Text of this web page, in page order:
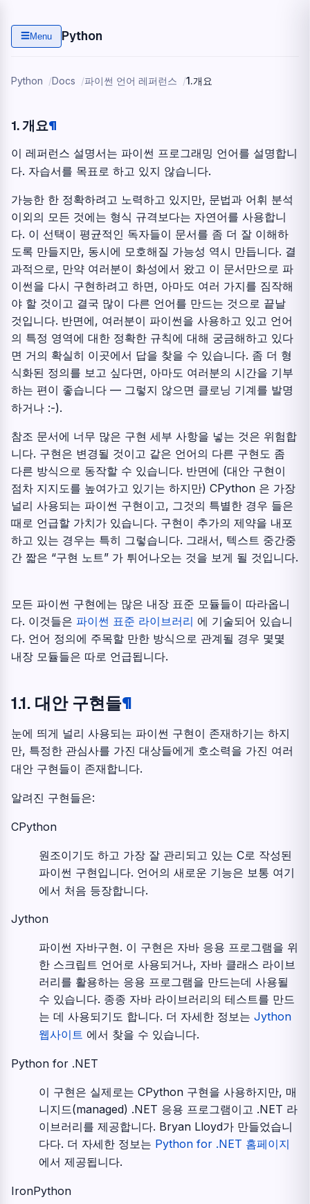
☰Menu Python
Python Docs 파이썬 언어 레퍼런스 1.개요
1.개요¶
이 레퍼런스 설명서는 파이썬 프로그래밍 언어를 설명합니
다. 자습서를 목표로 하고 있지 않습니다.
가능한 한 정확하려고 노력하고 있지만, 문법과 어휘 분석
이외의 모든 것에는 형식 규격보다는 자연어를 사용합니
다. 이 선택이 평균적인 독자들이 문서를 좀 더 잘 이해하
도록 만들지만, 동시에 모호해질 가능성 역시 만듭니다. 결
과적으로, 만약 여러분이 화성에서 왔고 이 문서만으로 파
이썬을 다시 구현하려고 하면, 아마도 여러 가지를 짐작해
야 할 것이고 결국 많이 다른 언어를 만드는 것으로 끝날
것입니다. 반면에, 여러분이 파이썬을 사용하고 있고 언어
의 특정 영역에 대한 정확한 규칙에 대해 궁금해하고 있다
면 거의 확실히 이곳에서 답을 찾을 수 있습니다. 좀 더 형
식화된 정의를 보고 싶다면, 아마도 여러분의 시간을 기부
하는 편이 좋습니다 — 그렇지 않으면 클로닝 기계를 발명
하거나 :-).
참조 문서에 너무 많은 구현 세부 사항을 넣는 것은 위험합
니다. 구현은 변경될 것이고 같은 언어의 다른 구현도 좀
다른 방식으로 동작할 수 있습니다. 반면에 (대안 구현이
점차 지지도를 높여가고 있기는 하지만) CPython 은 가장
널리 사용되는 파이썬 구현이고, 그것의 특별한 경우 들은
때로 언급할 가치가 있습니다. 구현이 추가의 제약을 내포
하고 있는 경우는 특히 그렇습니다. 그래서, 텍스트 중간중
간 짧은 “구현 노트” 가 튀어나오는 것을 보게 될 것입니다.
모든 파이썬 구현에는 많은 내장 표준 모듈들이 따라옵니
다. 이것들은 파이썬 표준 라이브러리 에 기술되어 있습니
다. 언어 정의에 주목할 만한 방식으로 관계될 경우 몇몇
내장 모듈들은 따로 언급됩니다.
1.1. 대안 구현들¶
눈에 띄게 널리 사용되는 파이썬 구현이 존재하기는 하지
만, 특정한 관심사를 가진 대상들에게 호소력을 가진 여러
대안 구현들이 존재합니다.
알려진 구현들은:
CPython
원조이기도 하고 가장 잘 관리되고 있는 C로 작성된
파이썬 구현입니다. 언어의 새로운 기능은 보통 여기
에서 처음 등장합니다.
Jython
파이썬 자바구현. 이 구현은 자바 응용 프로그램을 위
한 스크립트 언어로 사용되거나, 자바 클래스 라이브
러리를 활용하는 응용 프로그램을 만드는데 사용될
수 있습니다. 종종 자바 라이브러리의 테스트를 만드
는 데 사용되기도 합니다. 더 자세한 정보는 Jython
웹사이트 에서 찾을 수 있습니다.
Python for .NET
이 구현은 실제로는 CPython 구현을 사용하지만, 매
니지드(managed) .NET 응용 프로그램이고 .NET 라
이브러리를 제공합니다. Bryan Lloyd가 만들었습니
다다. 더 자세한 정보는 Python for .NET 홈페이지
에서 제공됩니다.
IronPython